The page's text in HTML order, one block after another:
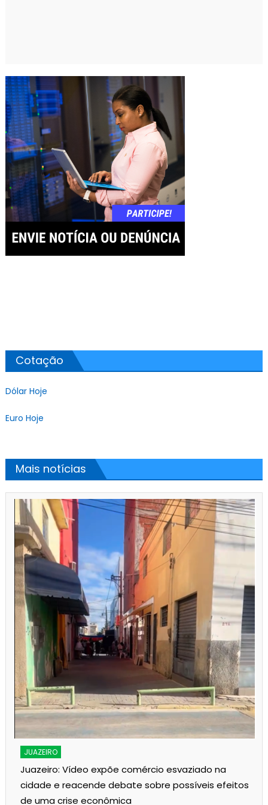
Cotação
Dólar Hoje
Euro Hoje
Mais notícias
JUAZEIRO
Juazeiro: Vídeo expõe comércio esvaziado na
cidade e reacende debate sobre possíveis efeitos
de uma crise econômica